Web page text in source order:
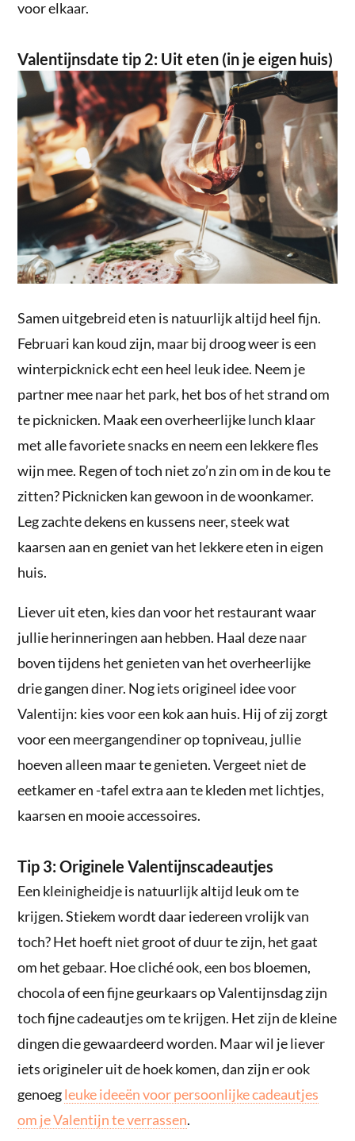
voor elkaar.
Valentijnsdate tip 2: Uit eten (in je eigen huis)
Samen uitgebreid eten is natuurlijk altijd heel fijn.
Februari kan koud zijn, maar bij droog weer is een
winterpicknick echt een heel leuk idee. Neem je
partner mee naar het park, het bos of het strand om
te picknicken. Maak een overheerlijke lunch klaar
met alle favoriete snacks en neem een lekkere fles
wijn mee. Regen of toch niet zo’n zin om in de kou te
zitten? Picknicken kan gewoon in de woonkamer.
Leg zachte dekens en kussens neer, steek wat
kaarsen aan en geniet van het lekkere eten in eigen
huis.
Liever uit eten, kies dan voor het restaurant waar
jullie herinneringen aan hebben. Haal deze naar
boven tijdens het genieten van het overheerlijke
drie gangen diner. Nog iets origineel idee voor
Valentijn: kies voor een kok aan huis. Hij of zij zorgt
voor een meergangendiner op topniveau, jullie
hoeven alleen maar te genieten. Vergeet niet de
eetkamer en -tafel extra aan te kleden met lichtjes,
kaarsen en mooie accessoires.
Tip 3: Originele Valentijnscadeautjes
Een kleinigheidje is natuurlijk altijd leuk om te
krijgen. Stiekem wordt daar iedereen vrolijk van
toch? Het hoeft niet groot of duur te zijn, het gaat
om het gebaar. Hoe cliché ook, een bos bloemen,
chocola of een fijne geurkaars op Valentijnsdag zijn
toch fijne cadeautjes om te krijgen. Het zijn de kleine
dingen die gewaardeerd worden. Maar wil je liever
iets origineler uit de hoek komen, dan zijn er ook
genoegleuke ideeën voor persoonlijke cadeautjes
om je Valentijn te verrassen.